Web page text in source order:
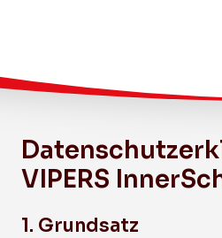
VIPERS
1. Grundsatz